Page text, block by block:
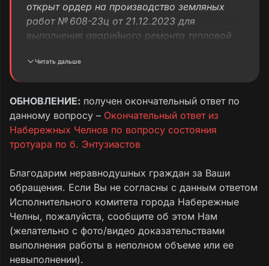
открыт ордер на производство земляных
работ № 608-23ц от 21.12.2023 для
выполнения аварийного ремонта тепловой
на бульваре Энтузиастов.
согласовано.Согласно утвержденного
графика нарушенное благоустройство
будет восстановлено в полном объеме
в срок до 31.05.2024.
Вместе с тем, в соответствии со статьей 12
Закона Республики Татарстан от 12.05.2003
№ 16-ЗРТ «Об обращениях граждан
в Республики Татарстан» Вы вправе
обжаловать данный ответ через
вышестоящий орган или суд.
Читать дальше
ОБНОВЛЕНИЕ: получен окончательный ответ по
данному вопросу – Окончательный ответ из
Набережных Челнов по вопросу состояния
тротуара по б. Энтузиастов
Благодарим неравнодушных граждан за Ваши
обращения. Если Вы не согласны с данным ответом
Исполнительного комитета города Набережные
Челны, пожалуйста, сообщите об этом Нам
(желательно с фото/видео доказательствами
выполнения работы в неполном объеме или ее
невыполнении).